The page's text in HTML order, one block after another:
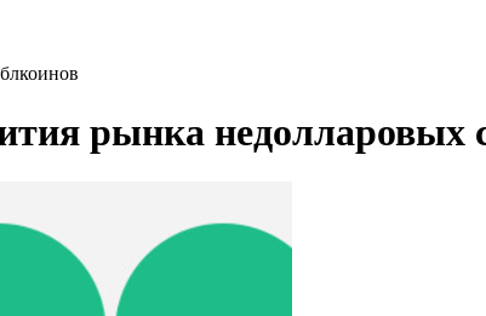
рынка недолларовых